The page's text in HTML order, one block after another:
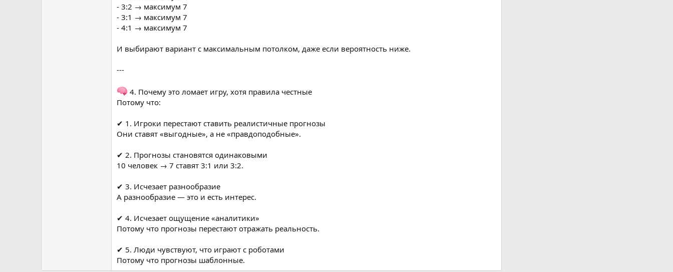
- 3:2 → максимум 7
- 3:1 → максимум 7
- 4:1 → максимум 7
И выбирают вариант с максимальным потолком, даже если вероятность ниже.
---
4. Почему это ломает игру, хотя правила честные
Потому что:
✔ 1. Игроки перестают ставить реалистичные прогнозы
Они ставят «выгодные», а не «правдоподобные».
✔ 2. Прогнозы становятся одинаковыми
10 человек → 7 ставят 3:1 или 3:2.
✔ 3. Исчезает разнообразие
А разнообразие — это и есть интерес.
✔ 4. Исчезает ощущение «аналитики»
Потому что прогнозы перестают отражать реальность.
✔ 5. Люди чувствуют, что играют с роботами
Потому что прогнозы шаблонные.